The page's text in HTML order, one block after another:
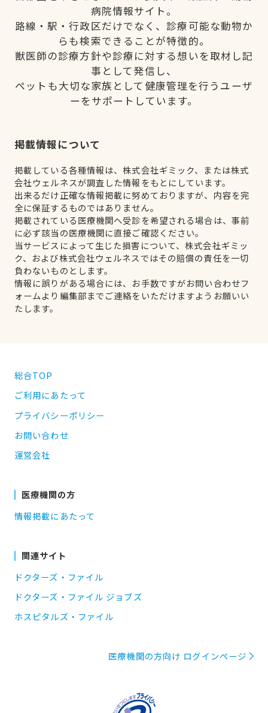
病院情報サイト。
路線・駅・行政区だけでなく、診療可能な動物か
らも検索できることが特徴的。
獣医師の診療方針や診療に対する想いを取材し記
事として発信し、
ペットも大切な家族として健康管理を行うユーザ
ーをサポートしています。
掲載情報について
掲載している各種情報は、株式会社ギミック、または株式
会社ウェルネスが調査した情報をもとにしています。
出来るだけ正確な情報掲載に努めておりますが、内容を完
全に保証するものではありません。
掲載されている医療機関へ受診を希望される場合は、事前
に必ず該当の医療機関に直接ご確認ください。
当サービスによって生じた損害について、株式会社ギミッ
ク、および株式会社ウェルネスではその賠償の責任を一切
負わないものとします。
情報に誤りがある場合には、お手数ですがお問い合わせフ
ォームより編集部までご連絡をいただけますようお願いい
たします。
総合TOP
ご利用にあたって
プライバシーポリシー
お問い合わせ
運営会社
医療機関の方
情報掲載にあたって
関連サイト
ドクターズ・ファイル
ドクターズ・ファイル ジョブズ
ホスピタルズ・ファイル
医療機関の方向け ログインページ